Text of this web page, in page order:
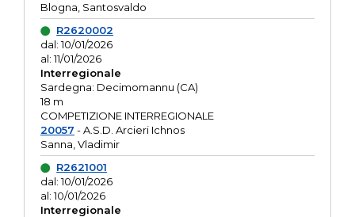
Blogna, Santosvaldo
R2620002
dal: 10/01/2026
al: 11/01/2026
Interregionale
Sardegna: Decimomannu (CA)
18 m
COMPETIZIONE INTERREGIONALE
20057 - A.S.D. Arcieri Ichnos
Sanna, Vladimir
R2621001
dal: 10/01/2026
al: 10/01/2026
Interregionale